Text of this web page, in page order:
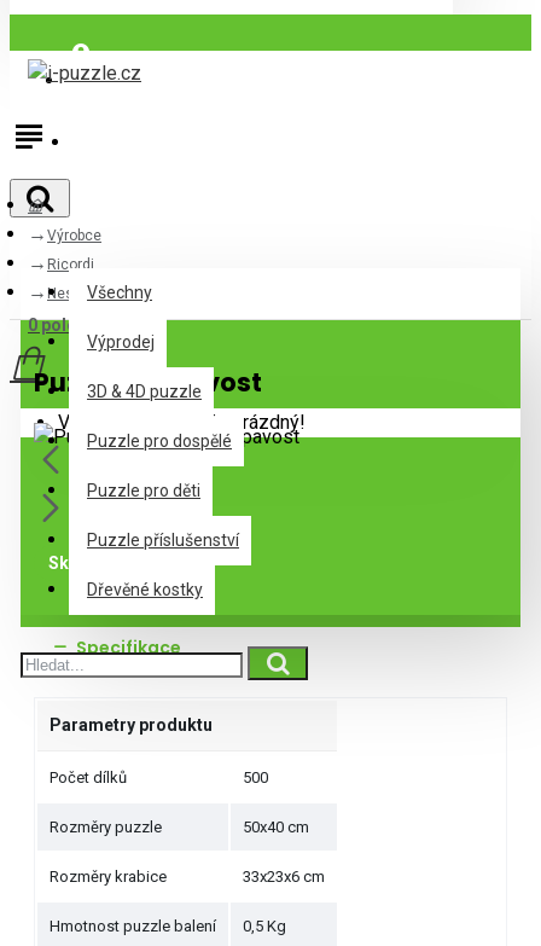
Přihlásit
Všechny
Všechny
Výprodej
3D & 4D puzzle
Puzzle pro dospělé
Puzzle pro děti
Puzzle příslušenství
Dřevěné kostky
0 položek - 0Kč
Váš nákupní košík je prázdný!
Výrobce
Ricordi
Nespavost
Puzzle Nespavost
Skladem
Specifikace
Parametry produktu
Počet dílků 500
Rozměry puzzle 50x40 cm
Rozměry krabice 33x23x6 cm
Hmotnost puzzle balení 0,5 Kg